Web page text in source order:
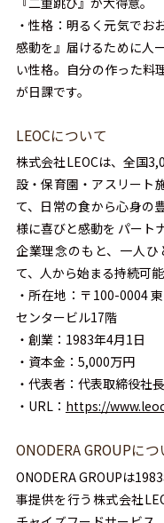
・性格：明るく元気でお
感動を』届けるために人
い性格。自分の作った料
が日課です。
LEOCについて
株式会社LEOCは、全国
設・保育園・アスリート
て、日常の食から心身の
様に喜びと感動を パート
企業理念のもと、一人
て、人から始まる持続可
・所在地：〒100-0004
センタービル17階
・創業：1983年4月1日
・資本金：5,000万円
・代表者：代表取締役社
・URL： https://
ONODERA GROUPにつ
ONODERA GROUPは
事提供を行う株式会社